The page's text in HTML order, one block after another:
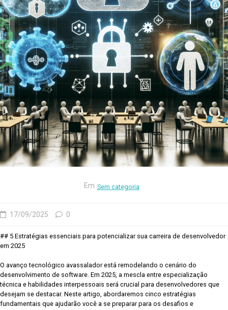
Em Sem categoria
17/09/2025 0
## 5 Estratégias essenciais para potencializar sua carreira de desenvolvedor
em 2025
O avanço tecnológico avassalador está remodelando o cenário do
desenvolvimento de software. Em 2025, a mescla entre especialização
técnica e habilidades interpessoais será crucial para desenvolvedores que
desejam se destacar. Neste artigo, abordaremos cinco estratégias
fundamentais que ajudarão você a se preparar para os desafios e